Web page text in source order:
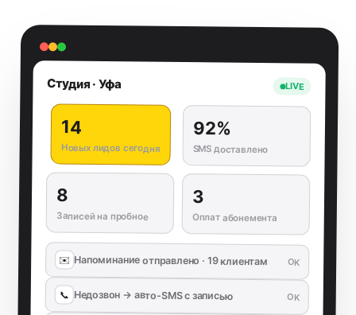
Студия · Уфа LIVE
14
Новых лидов сегодня
92%
SMS доставлено
8
Записей на пробное
3
Оплат абонемента
✉️ Напоминание отправлено · 19 клиентам OK
📞 Недозвон → авто-SMS с записью OK